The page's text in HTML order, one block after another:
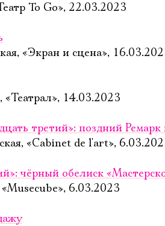
To Go», 22.03.2023
«Экран и сцена»,
«Театрал», 14.03.2023
третий»: поздний
«Cabinet de l'art»,
чёрный обелиск
6.03.2023